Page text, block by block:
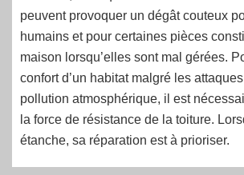
peuvent provoquer un dégât couteux
humains et pour certaines pièces
maison lorsqu’elles sont mal gérées.
confort d’un habitat malgré les
pollution atmosphérique, il est
la force de résistance de la toiture.
étanche, sa réparation est à prioriser.